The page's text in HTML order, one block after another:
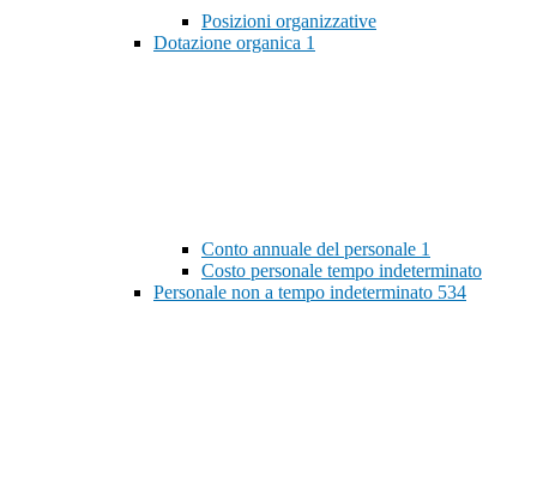
Posizioni organizzative
Dotazione organica 1
Conto annuale del personale 1
Costo personale tempo indeterminato
Personale non a tempo indeterminato 534